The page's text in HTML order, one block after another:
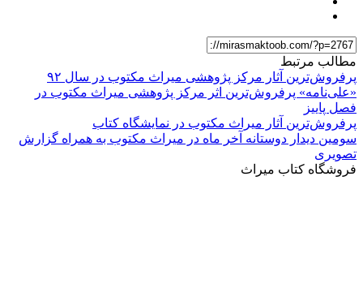
مطالب مرتبط
پرفروش‌ترین آثار مرکز پژوهشی میراث مکتوب در سال ۹۲
«علی‌نامه» پرفروش‌ترین اثر مرکز پژوهشی میراث مکتوب در
فصل پاییز
پرفروش‌ترین آثار میراث مکتوب در نمایشگاه کتاب
سومین دیدار دوستانه آخر ماه در میراث مکتوب به همراه گزارش
تصویری
فروشگاه کتاب میراث